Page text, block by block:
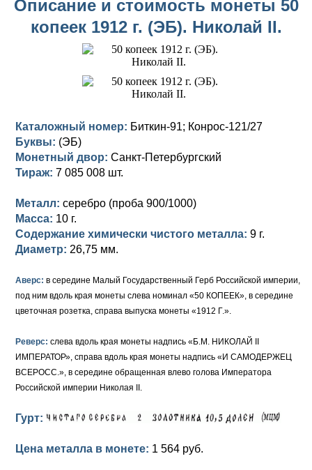
Золотые червонцы
Памятные и юбилейные
Золото
Для Финляндии
Памятные и донативные
Александр III (1881-1894)
Для Финляндии
Памятные и донативные
Александр II (1855-1881)
Медь
Для Финляндии
Памятные и донативные
Николай I (1825-1855)
Серебро
Медь
Для Грузии
Русско-Польские
Для Польши
Памятные и донативные
Золото
Серебро
Медь
Для Грузии
Для Польши
Павел I (1796-1801)
Золото
Серебро
Медь
Екатерина II (1762-1796)
Золото
Серебро
Сибирские монеты
Для Молдавии и Валахии
Таврические монеты
Петр III (1762)
Золото
Серебро
Медь
Для Пруссии
Ливонезы
Иоанн Антонович (1740-1741)
Анна Иоанновна (1730-1740)
Петр II (1727-1730)
Екатерина I (1725-1727)
Петр I (1682-1725)
Описание и стоимость монеты 50
копеек 1912 г. (ЭБ). Николай II.
Каталожный номер: Биткин-91; Конрос-121/27
Буквы: (ЭБ)
Монетный двор: Санкт-Петербургский
Тираж: 7 085 008 шт.
Металл: серебро (проба 900/1000)
Масса: 10 г.
Содержание химически чистого металла: 9 г.
Диаметр: 26,75 мм.
Аверс: в середине Малый Государственный Герб Российской империи,
под ним вдоль края монеты слева номинал «50 КОПЕЕК», в середине
цветочная розетка, справа выпуска монеты «1912 Г.».
Реверс: слева вдоль края монеты надпись «Б.М. НИКОЛАЙ II
ИМПЕРАТОР», справа вдоль края монеты надпись «И САМОДЕРЖЕЦ
ВСЕРОСС.», в середине обращенная влево голова Императора
Российской империи Николая II.
Гурт:
Цена металла в монете: 1 564 руб.